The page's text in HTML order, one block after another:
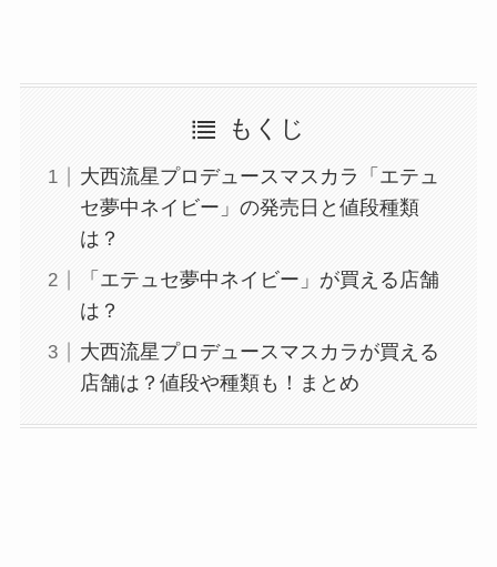
もくじ
大西流星プロデュースマスカラ「エテュ
セ夢中ネイビー」の発売日と値段種類
は？
「エテュセ夢中ネイビー」が買える店舗
は？
大西流星プロデュースマスカラが買える
店舗は？値段や種類も！まとめ